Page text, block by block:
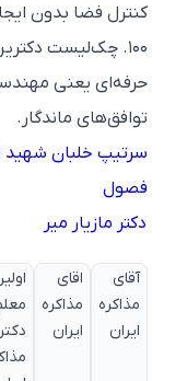
کنترل فضا بدون ایجاد
۱۰۰. چک‌لیست دکترین
حرفه‌ای یعنی مهندسی
توافق‌های ماندگار.
سرتیپ خلبان شهید
فصول
دکتر مازیار میر
مذاکره
اقای
مذاکره
ایران
اولین
معلم
دکترین
مذاکره